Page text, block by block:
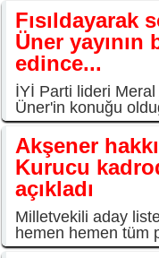
Fısıldayarak
Üner yayının
edince...
İYİ Parti lideri
Üner'in konuğu
Akşener
Kurucu
açıkladı
Milletvekili aday
hemen hemen tüm